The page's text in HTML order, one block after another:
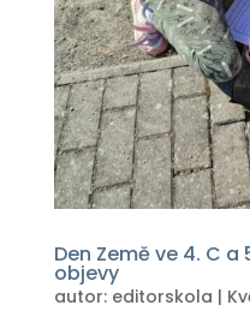
Den Země ve 4. C
objevy
autor: editorskola |